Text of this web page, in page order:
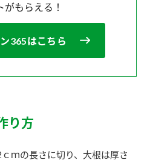
がもらえる！
365はこちら
り方
ｍの長さに切り、大根は厚さ